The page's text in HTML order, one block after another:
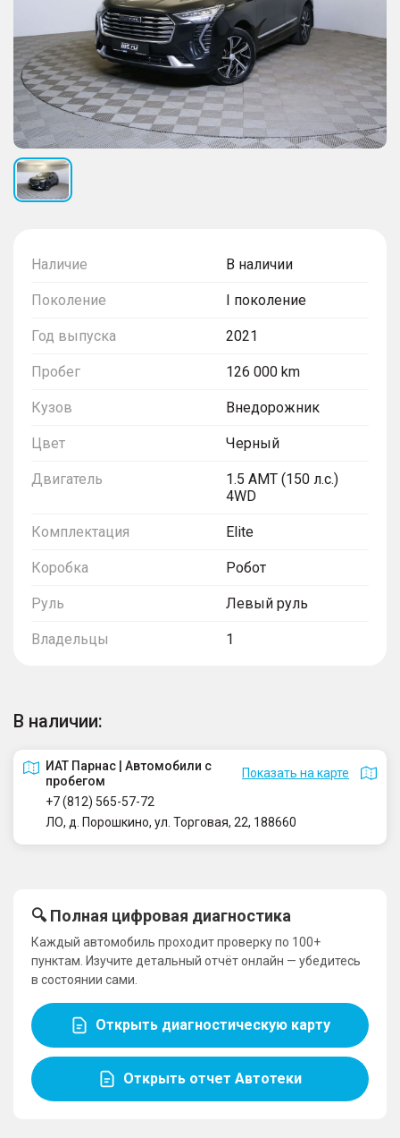
Наличие В наличии
Поколение I поколение
Год выпуска 2021
Пробег 126 000 km
Кузов Внедорожник
Цвет Черный
Двигатель
1.5 AMT (150 л.с.)
4WD
Комплектация Elite
Коробка Робот
Руль Левый руль
Владельцы 1
В наличии:
ИАТ Парнас | Автомобили с
пробегом
Показать на карте
+7 (812) 565-57-72
ЛО, д. Порошкино, ул. Торговая, 22, 188660
🔍 Полная цифровая диагностика
Каждый автомобиль проходит проверку по 100+
пунктам. Изучите детальный отчёт онлайн — убедитесь
в состоянии сами.
Открыть диагностическую карту
Открыть отчет Автотеки